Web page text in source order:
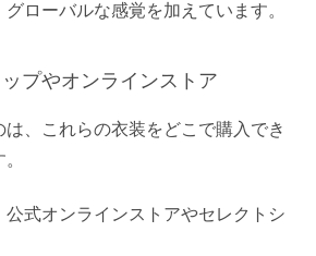
ローバルな感覚を加えています。
プやオンラインストア
、これらの衣装をどこで購入でき
公式オンラインストアやセレクトシ